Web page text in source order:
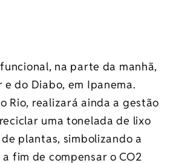
na parte da manhã,
do Diabo, em Ipanema.
Rio, realizará ainda a gestão
uma tonelada de lixo
plantas, simbolizando a
a fim de compensar o CO2